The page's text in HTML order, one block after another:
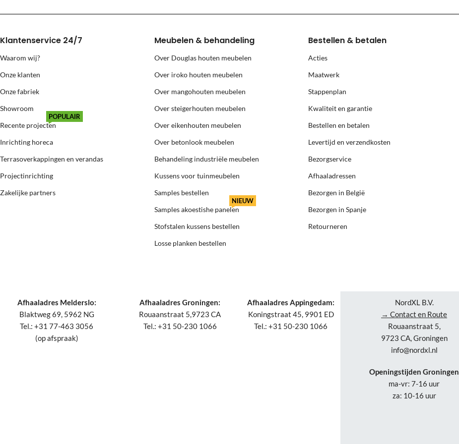
Klantenservice 24/7
Waarom wij?
Onze klanten
Onze fabriek
Showroom
Recente projecten
POPULAIR
Inrichting horeca
Terrasoverkappingen en verandas
Projectinrichting
Zakelijke partners
Meubelen & behandeling
Over Douglas houten meubelen
Over iroko houten meubelen
Over mangohouten meubelen
Over steigerhouten meubelen
Over eikenhouten meubelen
Over betonlook meubelen
Behandeling industriële meubelen
Kussens voor tuinmeubelen
Samples bestellen
Samples akoestishe panelen
NIEUW
Stofstalen kussens bestellen
Losse planken bestellen
Bestellen & betalen
Acties
Maatwerk
Stappenplan
Kwaliteit en garantie
Bestellen en betalen
Levertijd en verzendkosten
Bezorgservice
Afhaaladressen
Bezorgen in België
Bezorgen in Spanje
Retourneren
Afhaaladres Melderslo:
Blaktweg 69, 5962 NG
Tel.: +31 77-463 3056
(op afspraak)
Afhaaladres Groningen:
Rouaanstraat 5,9723 CA
Tel.: +31 50-230 1066
Afhaaladres Appingedam:
Koningstraat 45, 9901 ED
Tel.: +31 50-230 1066
NordXL B.V.
→ Contact en Route
Rouaanstraat 5,
9723 CA, Groningen
info@nordxl.nl
Openingstijden Groningen
ma-vr: 7-16 uur
za: 10-16 uur